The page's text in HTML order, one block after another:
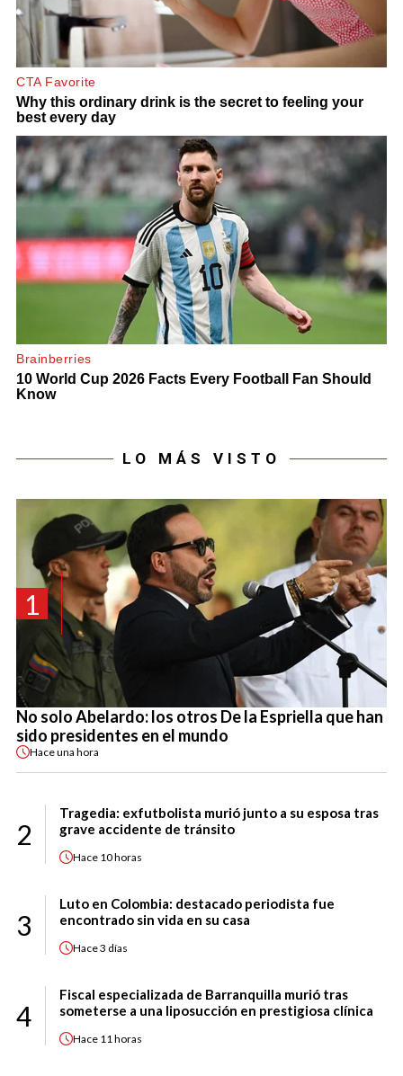
LO MÁS VISTO
1
No solo Abelardo: los otros De la Espriella que han
sido presidentes en el mundo
Haceuna hora
2
Tragedia: exfutbolista murió junto a su esposa tras
grave accidente de tránsito
Hace 10 horas
3
Luto en Colombia: destacado periodista fue
encontrado sin vida en su casa
Hace3 días
4
Fiscal especializada de Barranquilla murió tras
someterse a una liposucción en prestigiosa clínica
Hace 11 horas